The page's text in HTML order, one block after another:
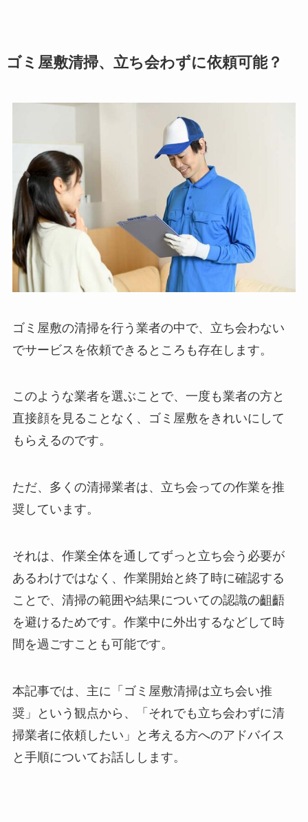
ゴミ屋敷清掃、立ち会わずに依頼可能？
ゴミ屋敷の清掃を行う業者の中で、立ち会わない
でサービスを依頼できるところも存在します。
このような業者を選ぶことで、一度も業者の方と
直接顔を見ることなく、ゴミ屋敷をきれいにして
もらえるのです。
ただ、多くの清掃業者は、立ち会っての作業を推
奨しています。
それは、作業全体を通してずっと立ち会う必要が
あるわけではなく、作業開始と終了時に確認する
ことで、清掃の範囲や結果についての認識の齟齬
を避けるためです。作業中に外出するなどして時
間を過ごすことも可能です。
本記事では、主に「ゴミ屋敷清掃は立ち会い推
奨」という観点から、「それでも立ち会わずに清
掃業者に依頼したい」と考える方へのアドバイス
と手順についてお話しします。